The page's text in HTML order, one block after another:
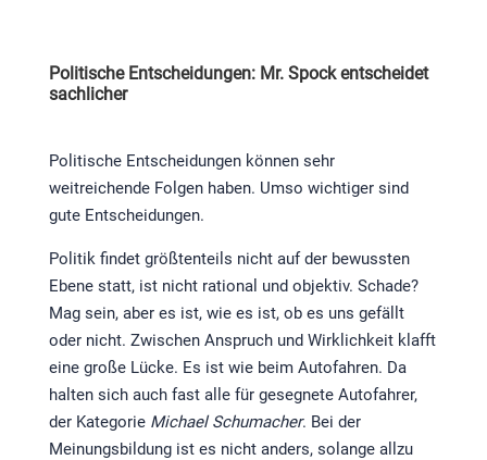
Politische Entscheidungen: Mr. Spock entscheidet
sachlicher
Politische Entscheidungen können sehr
weitreichende Folgen haben. Umso wichtiger sind
gute Entscheidungen.
Politik findet größtenteils nicht auf der bewussten
Ebene statt, ist nicht rational und objektiv. Schade?
Mag sein, aber es ist, wie es ist, ob es uns gefällt
oder nicht. Zwischen Anspruch und Wirklichkeit klafft
eine große Lücke. Es ist wie beim Autofahren. Da
halten sich auch fast alle für gesegnete Autofahrer,
der Kategorie Michael Schumacher. Bei der
Meinungsbildung ist es nicht anders, solange allzu